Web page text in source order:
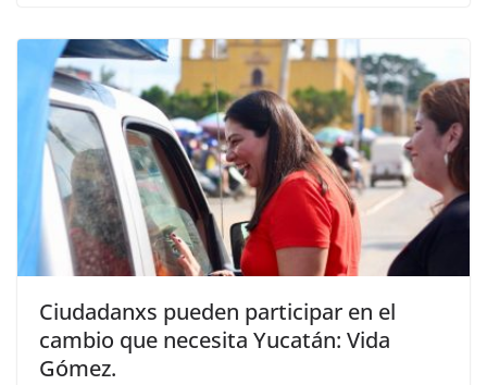
Ciudadanxs pueden participar en el
cambio que necesita Yucatán: Vida
Gómez.